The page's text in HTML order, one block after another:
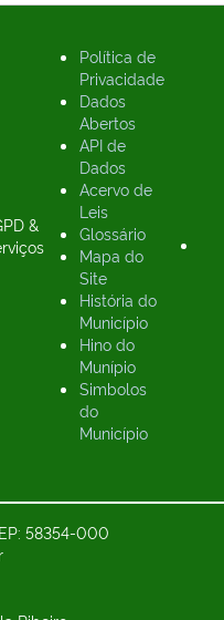
&
Política de
Privacidade
Dados
Abertos
API de
Dados
Acervo de
Leis
Glossário
Mapa do
Site
História do
Município
Hino do
Munípio
Simbolos
do
Município
58354-000